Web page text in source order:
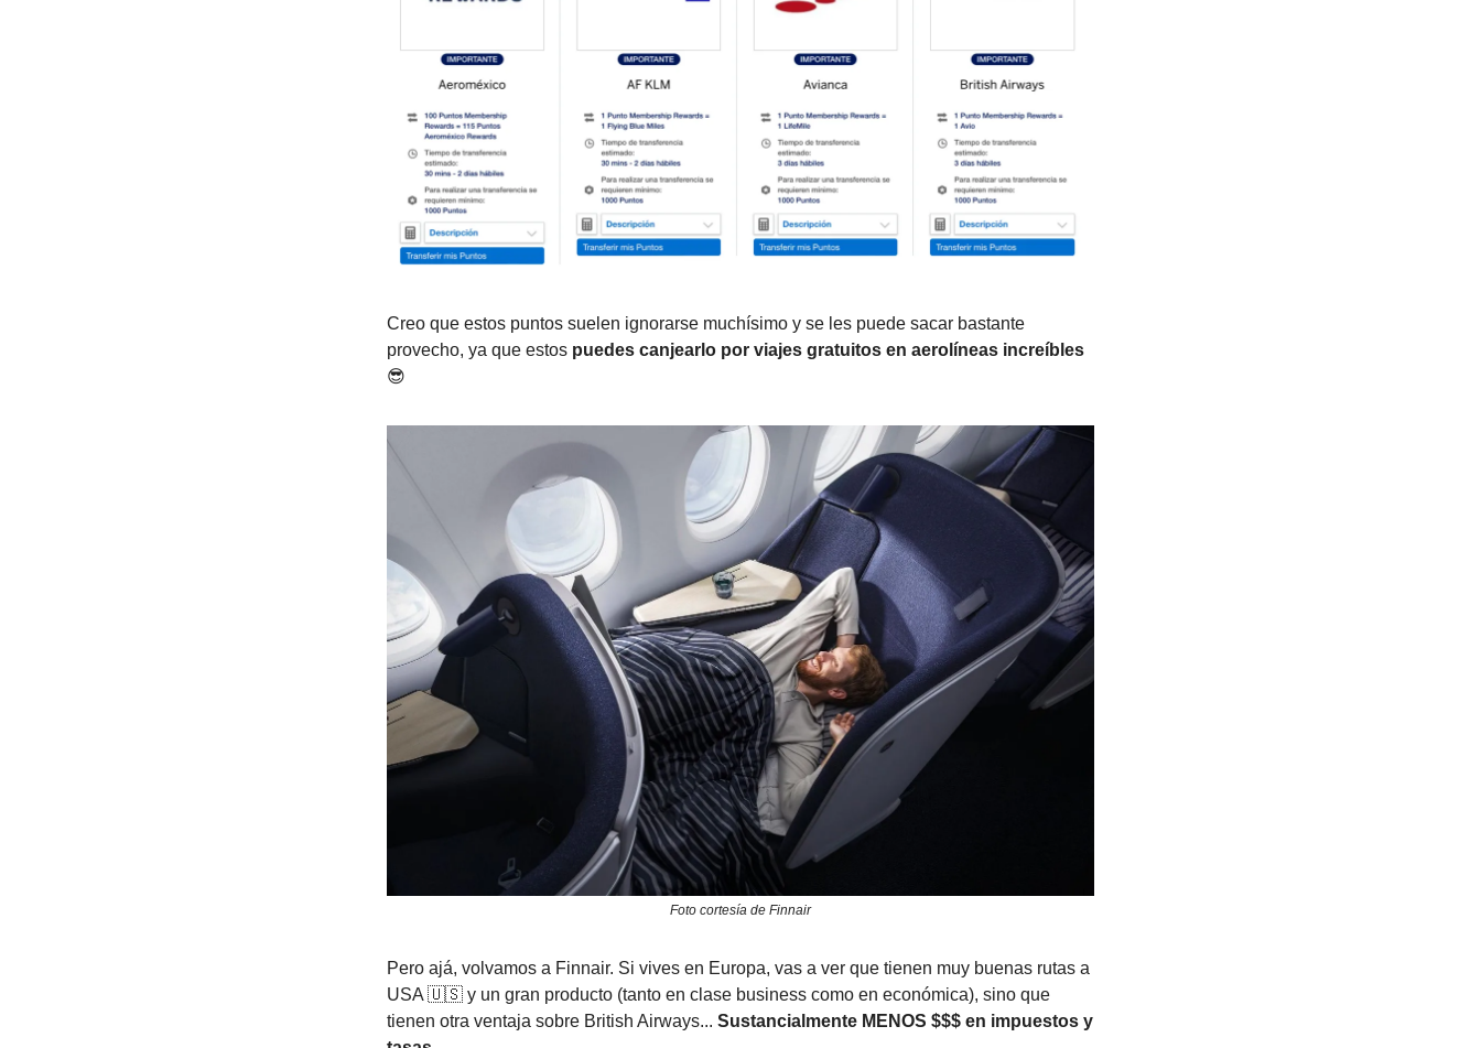
Creo que estos puntos suelen ignorarse muchísimo y se les puede sacar bastante
provecho, ya que estos puedes canjearlo por viajes gratuitos en aerolíneas increíbles
😎
Foto cortesía de Finnair
Pero ajá, volvamos a Finnair. Si vives en Europa, vas a ver que tienen muy buenas rutas a
USA 🇺🇸 y un gran producto (tanto en clase business como en económica), sino que
tienen otra ventaja sobre British Airways... Sustancialmente MENOS $$$ en impuestos y